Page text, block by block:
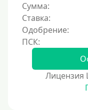
С пролонгацией
Под высокий
Без комиссии
В рассрочку
С ежемесячным
Сумма:
Ставка:
Одобрение:
Лицензия